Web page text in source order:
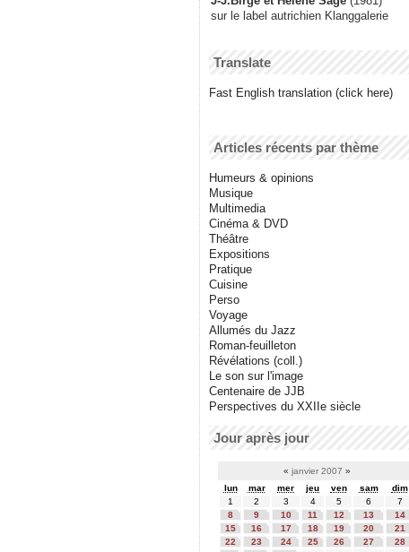
sur le label autrichien Klanggalerie
Translate
Fast English translation (click here)
Articles récents par thème
Humeurs & opinions
Musique
Multimedia
Cinéma & DVD
Théâtre
Expositions
Pratique
Cuisine
Perso
Voyage
Allumés du Jazz
Roman-feuilleton
Révélations (coll.)
Le son sur l'image
Centenaire de JJB
Perspectives du XXIIe siècle
Jour après jour
« janvier 2007 »
lun
mar mer jeu ven sam
dim
1
2 3 4 5 6
7
8
9 10 11 12 13
14
15
16 17 18 19 20
21
22
23 24 25 26 27
28